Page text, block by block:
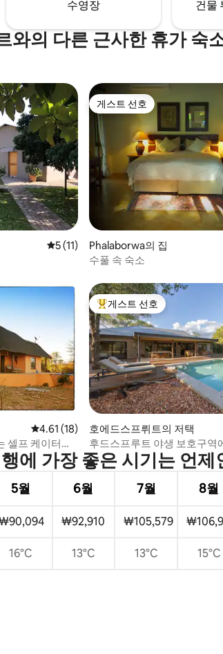
수영장 건물
와의 다른 근사한 휴가 숙
평점 5점(5점 만점), 후기 11개
5 (11)
게스트 선호
게스트 선호
Phalaborwa의 집
수풀 속 숙소
평점 4.61점(5점 만점), 후기 18개
4.61 (18)
셀프 케이터링
상위 게스트 선호
게스트 선호
호에드스프뤼트의 저택
후드스프루트 야생 보호구역
투 럭셔리 저택
에 가장 좋은 시기는 언제
5월 6월 7월 8월
₩92,910 ₩105,579
16°C 13°C 13°C 15°C